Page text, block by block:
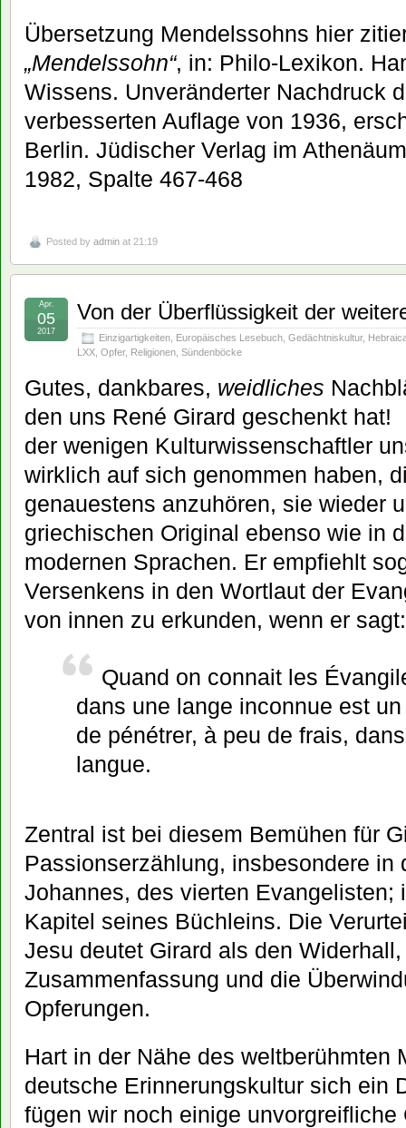
Übersetzung Mendelssohns hier
„Mendelssohn“, in: Philo-Lexikon.
Wissens. Unveränderter Nachdruck
verbesserten Auflage von 1936,
Berlin. Jüdischer Verlag im
1982, Spalte 467-468
Posted by admin at 21:19
Von der Überflüssigkeit der
Einzigartigkeiten Europäisches Lesebuch Gedächtniskultur,
LXX Opfer, Religionen Sündenböcke
Apr.
05
2017
Gutes, dankbares, weidliches
den uns René Girard geschenkt hat!
der wenigen Kulturwissenschaftler
wirklich auf sich genommen haben,
genauestens anzuhören, sie wieder
griechischen Original ebenso wie in
modernen Sprachen. Er empfiehlt
Versenkens in den Wortlaut der
von innen zu erkunden, wenn er sagt:
Quand on connait les
dans une lange inconnue est
de pénétrer, à peu de frais,
langue.
Zentral ist bei diesem Bemühen für
Passionserzählung, insbesondere in
Johannes, des vierten Evangelisten;
Kapitel seines Büchleins. Die
Jesu deutet Girard als den
Zusammenfassung und die
Opferungen.
Hart in der Nähe des weltberühmten
deutsche Erinnerungskultur sich ein
fügen wir noch einige